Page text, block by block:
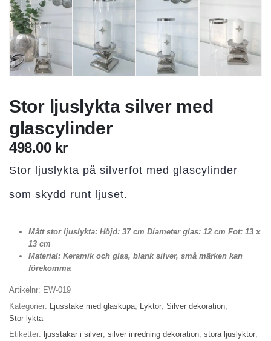
Stor ljuslykta silver med
glascylinder
498.00 kr
Stor ljuslykta på silverfot med glascylinder
som skydd runt ljuset.
Mått stor ljuslykta: Höjd: 37 cm Diameter glas: 12 cm Fot: 13 x
13 cm
Material: Keramik och glas, blank silver, små märken kan
förekomma
Artikelnr: EW-019
Kategorier: Ljusstake med glaskupa Lyktor Silver dekoration
Stor lykta
Etiketter: ljusstakar i silver, silver inredning dekoration, stora ljuslyktor,